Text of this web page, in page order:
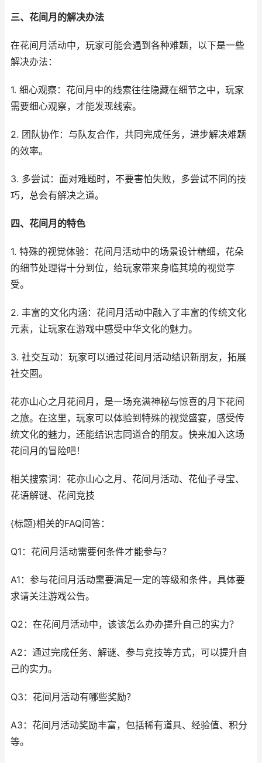
三、花间月的解决办法
在花间月活动中，玩家可能会遇到各种难题，以下是一些
解决办法：
1. 细心观察：花间月中的线索往往隐藏在细节之中，玩家
需要细心观察，才能发现线索。
2. 团队协作：与队友合作，共同完成任务，进步解决难题
的效率。
3. 多尝试：面对难题时，不要害怕失败，多尝试不同的技
巧，总会有解决之道。
四、花间月的特色
1. 特殊的视觉体验：花间月活动中的场景设计精细，花朵
的细节处理得十分到位，给玩家带来身临其境的视觉享
受。
2. 丰富的文化内涵：花间月活动中融入了丰富的传统文化
元素，让玩家在游戏中感受中华文化的魅力。
3. 社交互动：玩家可以通过花间月活动结识新朋友，拓展
社交圈。
花亦山心之月花间月，是一场充满神秘与惊喜的月下花间
之旅。在这里，玩家可以体验到特殊的视觉盛宴，感受传
统文化的魅力，还能结识志同道合的朋友。快来加入这场
花间月的冒险吧！
相关搜索词：花亦山心之月、花间月活动、花仙子寻宝、
花语解谜、花间竞技
{标题}相关的FAQ问答：
Q1：花间月活动需要何条件才能参与？
A1：参与花间月活动需要满足一定的等级和条件，具体要
求请关注游戏公告。
Q2：在花间月活动中，该该怎么办办提升自己的实力？
A2：通过完成任务、解谜、参与竞技等方式，可以提升自
己的实力。
Q3：花间月活动有哪些奖励？
A3：花间月活动奖励丰富，包括稀有道具、经验值、积分
等。